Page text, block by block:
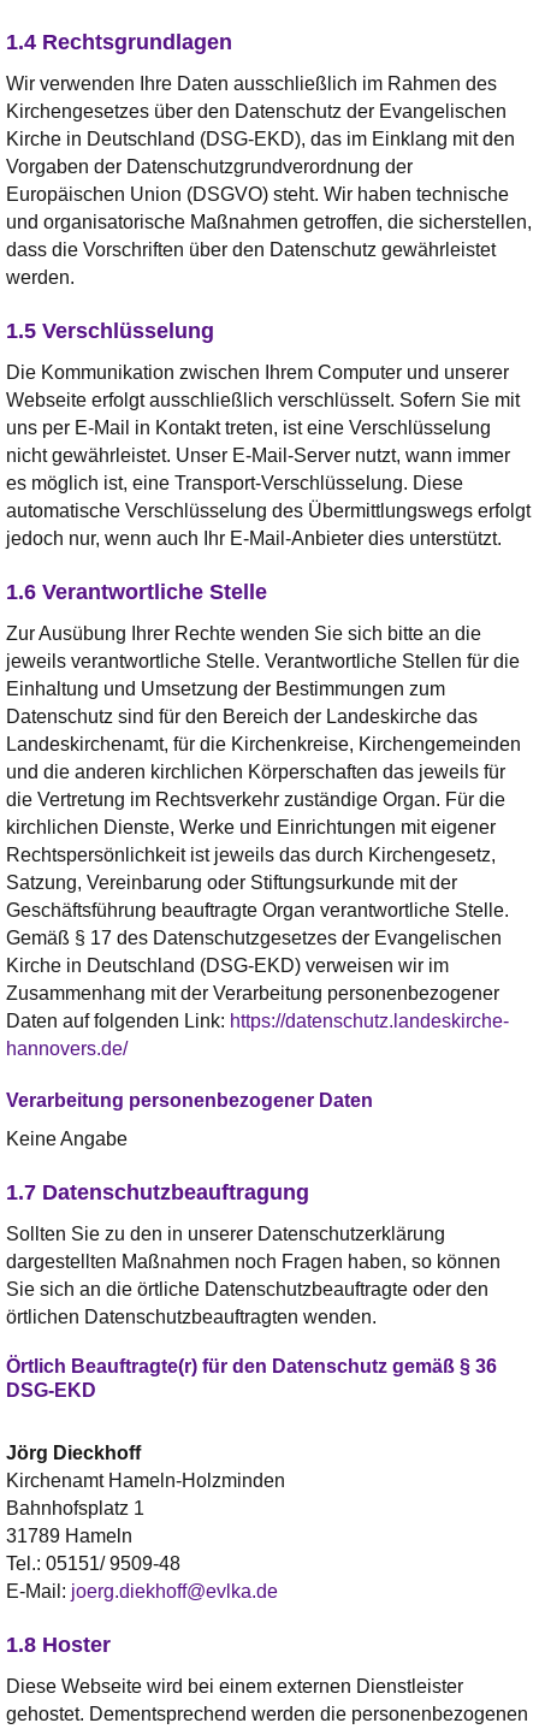
1.4 Rechtsgrundlagen
Wir verwenden Ihre Daten ausschließlich im Rahmen des
Kirchengesetzes über den Datenschutz der Evangelischen
Kirche in Deutschland (DSG-EKD), das im Einklang mit den
Vorgaben der Datenschutzgrundverordnung der
Europäischen Union (DSGVO) steht. Wir haben technische
und organisatorische Maßnahmen getroffen, die sicherstellen,
dass die Vorschriften über den Datenschutz gewährleistet
werden.
1.5 Verschlüsselung
Die Kommunikation zwischen Ihrem Computer und unserer
Webseite erfolgt ausschließlich verschlüsselt. Sofern Sie mit
uns per E-Mail in Kontakt treten, ist eine Verschlüsselung
nicht gewährleistet. Unser E-Mail-Server nutzt, wann immer
es möglich ist, eine Transport-Verschlüsselung. Diese
automatische Verschlüsselung des Übermittlungswegs erfolgt
jedoch nur, wenn auch Ihr E-Mail-Anbieter dies unterstützt.
1.6 Verantwortliche Stelle
Zur Ausübung Ihrer Rechte wenden Sie sich bitte an die
jeweils verantwortliche Stelle. Verantwortliche Stellen für die
Einhaltung und Umsetzung der Bestimmungen zum
Datenschutz sind für den Bereich der Landeskirche das
Landeskirchenamt, für die Kirchenkreise, Kirchengemeinden
und die anderen kirchlichen Körperschaften das jeweils für
die Vertretung im Rechtsverkehr zuständige Organ. Für die
kirchlichen Dienste, Werke und Einrichtungen mit eigener
Rechtspersönlichkeit ist jeweils das durch Kirchengesetz,
Satzung, Vereinbarung oder Stiftungsurkunde mit der
Geschäftsführung beauftragte Organ verantwortliche Stelle.
Gemäß § 17 des Datenschutzgesetzes der Evangelischen
Kirche in Deutschland (DSG-EKD) verweisen wir im
Zusammenhang mit der Verarbeitung personenbezogener
Daten auf folgenden Link: https://datenschutz.landeskirche-
hannovers.de/
Verarbeitung personenbezogener Daten
Keine Angabe
1.7 Datenschutzbeauftragung
Sollten Sie zu den in unserer Datenschutzerklärung
dargestellten Maßnahmen noch Fragen haben, so können
Sie sich an die örtliche Datenschutzbeauftragte oder den
örtlichen Datenschutzbeauftragten wenden.
Örtlich Beauftragte(r) für den Datenschutz gemäß § 36
DSG-EKD
Jörg Dieckhoff
Kirchenamt Hameln-Holzminden
Bahnhofsplatz 1
31789 Hameln
Tel.: 05151/ 9509-48
E-Mail: joerg.diekhoff@evlka.de
1.8 Hoster
Diese Webseite wird bei einem externen Dienstleister
gehostet. Dementsprechend werden die personenbezogenen